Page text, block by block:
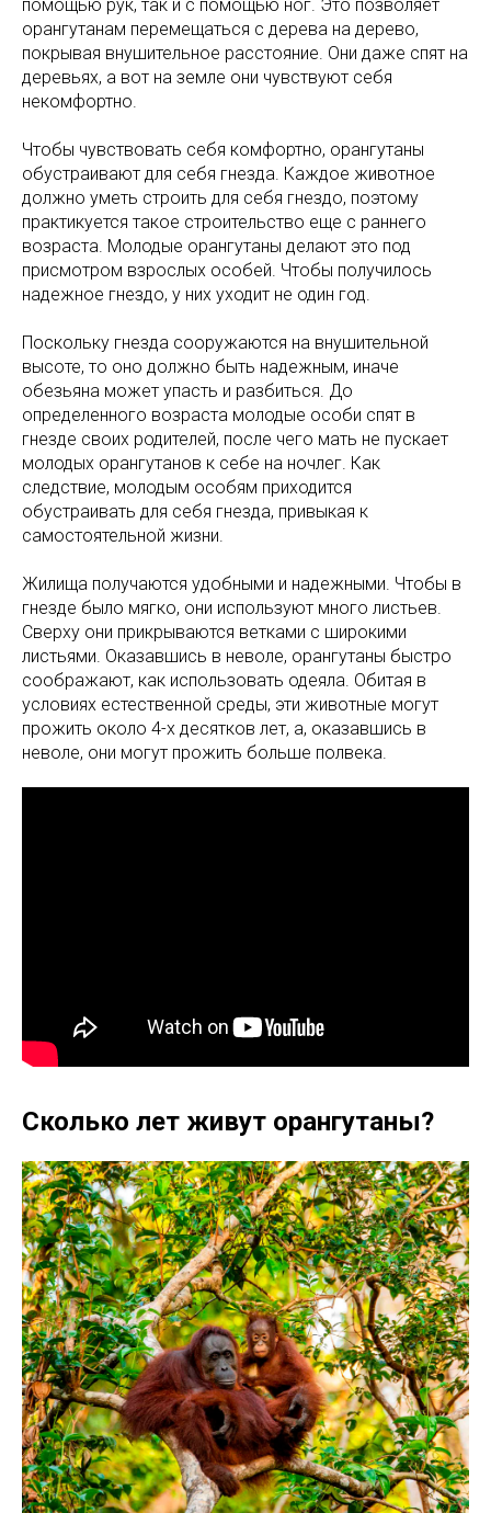
помощью рук, так и с помощью ног. Это позволяет
орангутанам перемещаться с дерева на дерево,
покрывая внушительное расстояние. Они даже спят на
деревьях, а вот на земле они чувствуют себя
некомфортно.
Чтобы чувствовать себя комфортно, орангутаны
обустраивают для себя гнезда. Каждое животное
должно уметь строить для себя гнездо, поэтому
практикуется такое строительство еще с раннего
возраста. Молодые орангутаны делают это под
присмотром взрослых особей. Чтобы получилось
надежное гнездо, у них уходит не один год.
Поскольку гнезда сооружаются на внушительной
высоте, то оно должно быть надежным, иначе
обезьяна может упасть и разбиться. До
определенного возраста молодые особи спят в
гнезде своих родителей, после чего мать не пускает
молодых орангутанов к себе на ночлег. Как
следствие, молодым особям приходится
обустраивать для себя гнезда, привыкая к
самостоятельной жизни.
Жилища получаются удобными и надежными. Чтобы в
гнезде было мягко, они используют много листьев.
Сверху они прикрываются ветками с широкими
листьями. Оказавшись в неволе, орангутаны быстро
соображают, как использовать одеяла. Обитая в
условиях естественной среды, эти животные могут
прожить около 4-х десятков лет, а, оказавшись в
неволе, они могут прожить больше полвека.
Сколько лет живут орангутаны?